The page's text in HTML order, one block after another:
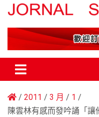
新華澳報
2011 3 月
1
陳雲林有感而發吟誦「讓